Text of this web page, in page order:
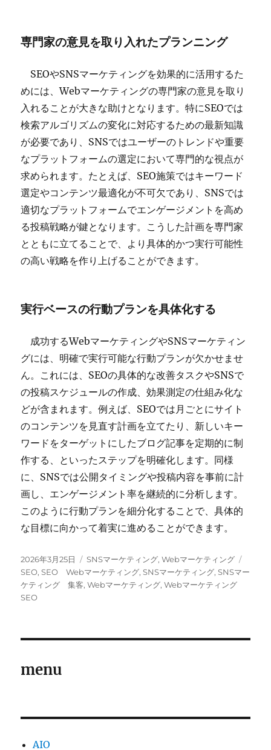
専門家の意見を取り入れたプランニング
SEOやSNSマーケティングを効果的に活用するた
めには、Webマーケティングの専門家の意見を取り
入れることが大きな助けとなります。特にSEOでは
検索アルゴリズムの変化に対応するための最新知識
が必要であり、SNSではユーザーのトレンドや重要
なプラットフォームの選定において専門的な視点が
求められます。たとえば、SEO施策ではキーワード
選定やコンテンツ最適化が不可欠であり、SNSでは
適切なプラットフォームでエンゲージメントを高め
る投稿戦略が鍵となります。こうした計画を専門家
とともに立てることで、より具体的かつ実行可能性
の高い戦略を作り上げることができます。
実行ベースの行動プランを具体化する
成功するWebマーケティングやSNSマーケティン
グには、明確で実行可能な行動プランが欠かせませ
ん。これには、SEOの具体的な改善タスクやSNSで
の投稿スケジュールの作成、効果測定の仕組み化な
どが含まれます。例えば、SEOでは月ごとにサイト
のコンテンツを見直す計画を立てたり、新しいキー
ワードをターゲットにしたブログ記事を定期的に制
作する、といったステップを明確化します。同様
に、SNSでは公開タイミングや投稿内容を事前に計
画し、エンゲージメント率を継続的に分析します。
このように行動プランを細分化することで、具体的
な目標に向かって着実に進めることができます。
投
稿
日:
2026年3月25日
カ
テ
ゴ
SNSマーケティング,Webマーケティング
グ
SEO,SEO Webマーケティング,SNSマーケティング,SNSマー
ケティング 集客,Webマーケティング,Webマーケティング
SEO
menu
AIO